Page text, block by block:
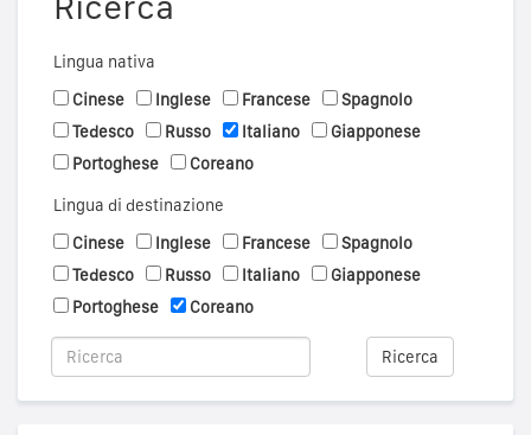
Lingua nativa
Cinese
Inglese Francese
Spagnolo
Tedesco
Russo Italiano
Giapponese
Portoghese
Coreano
Lingua di destinazione
Cinese
Inglese Francese
Spagnolo
Tedesco
Russo Italiano
Giapponese
Portoghese
Coreano
Ricerca